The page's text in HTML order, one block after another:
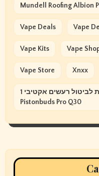
Mundell Roofing Albion
Vape Deals Vape
Vape Kits Vape
Vape Store Xnxx
אוזניות אלחוטיות אמיתיות לביטול רעשים אקטיבי 1more
Pistonbuds Pro Q30